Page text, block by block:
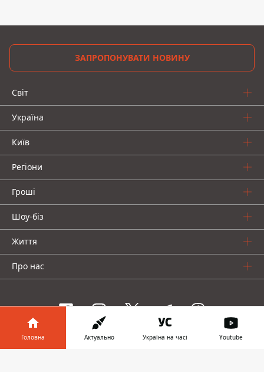
ЗАПРОПОНУВАТИ НОВИНУ
Світ
Україна
Київ
Регіони
Гроші
Шоу-біз
Життя
Про нас
Головна Актуально Україна на часі Youtube